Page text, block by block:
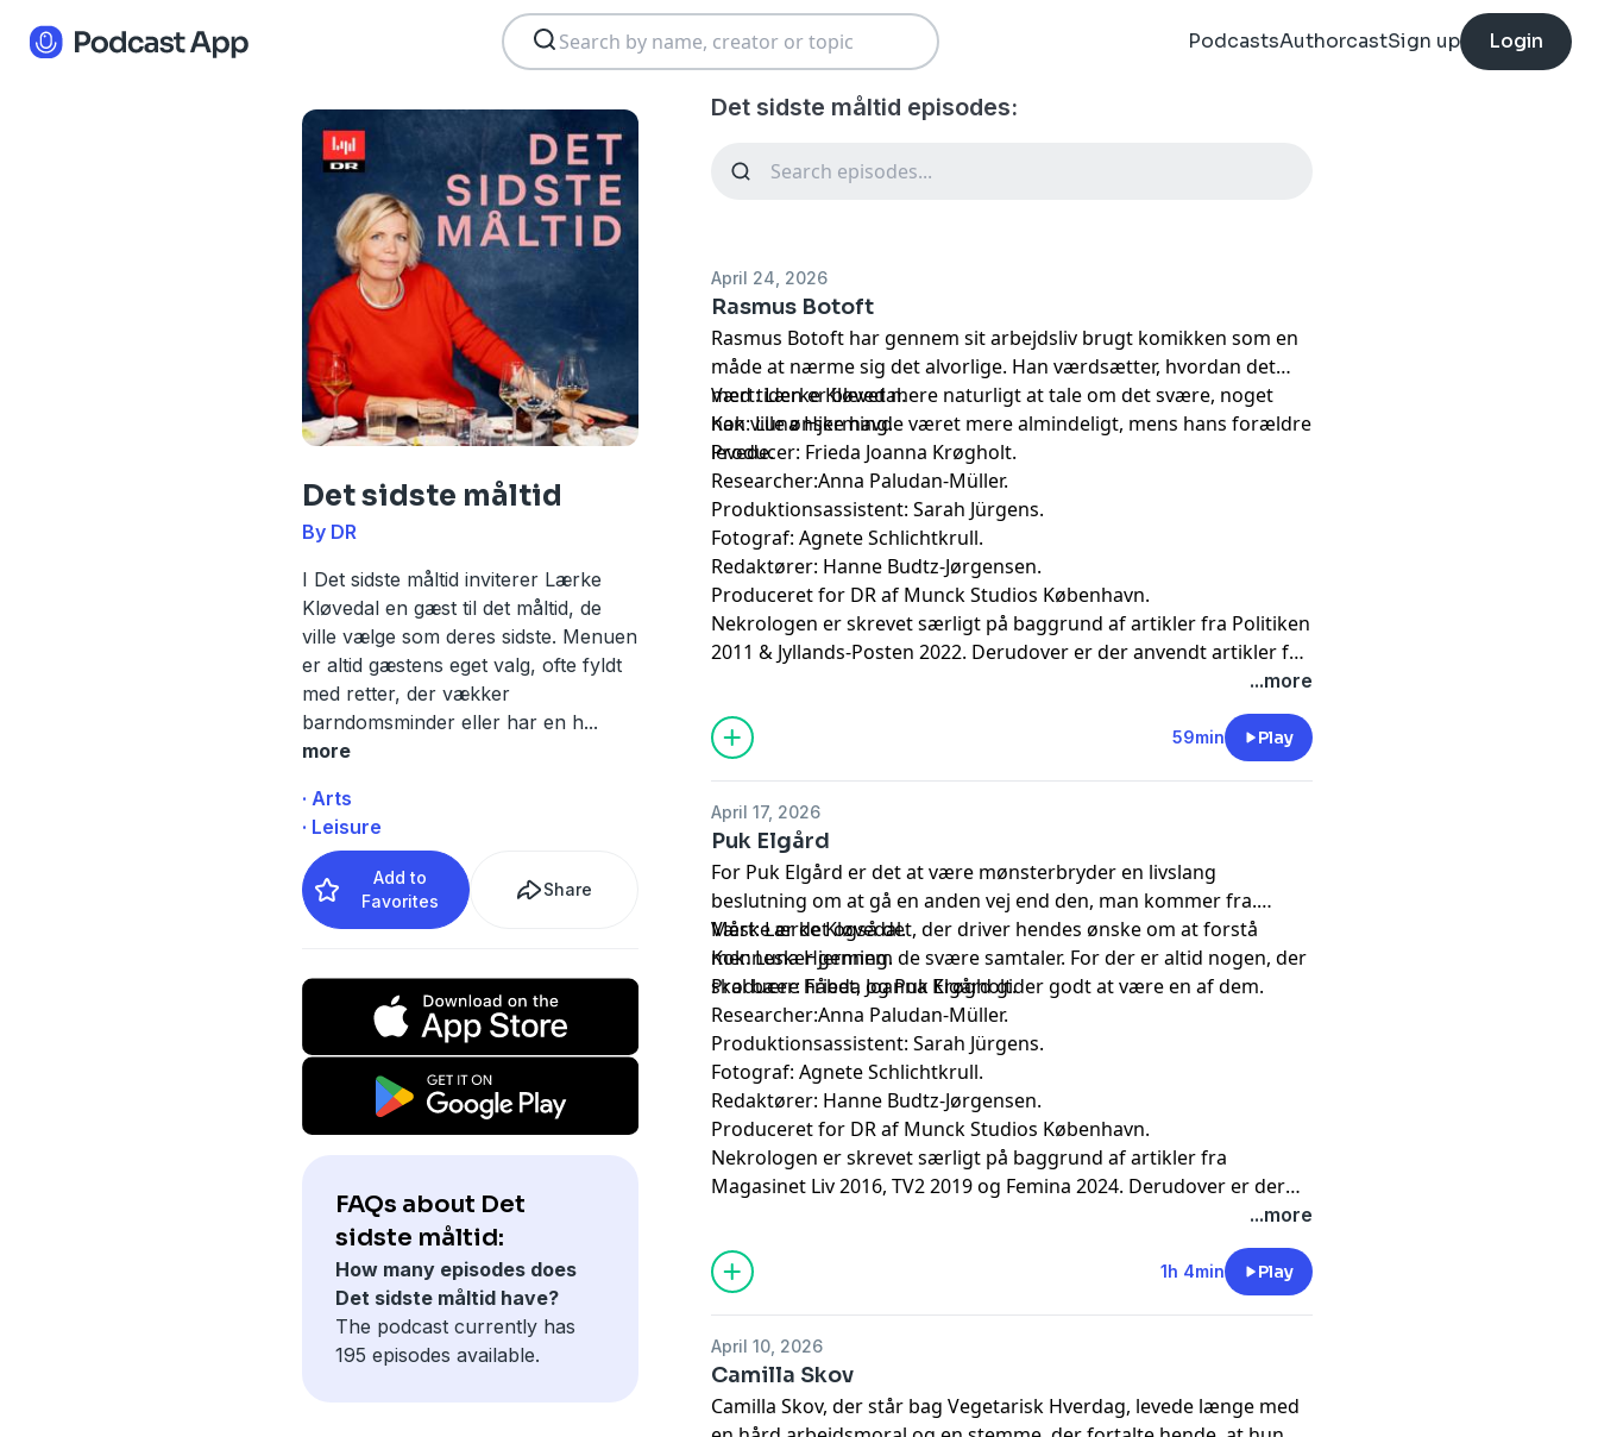
PodcastsAuthorcastSign up Login
Det sidste måltid
By DR
I Det sidste måltid inviterer Lærke
Kløvedal en gæst til det måltid, de
ville vælge som deres sidste. Menuen
er altid gæstens eget valg, ofte fyldt
med retter, der vækker
barndomsminder eller har en h...
more
· Arts
· Leisure
Add to
Favorites
Share
FAQs about Det
sidste måltid:
How many episodes does
Det sidste måltid have?
The podcast currently has
195 episodes available.
Det sidste måltid episodes:
April 24, 2026
Rasmus Botoft
Rasmus Botoft har gennem sit arbejdsliv brugt komikken som en
måde at nærme sig det alvorlige. Han værdsætter, hvordan det
med tiden er blevet mere naturligt at tale om det svære, noget
han ville ønske havde været mere almindeligt, mens hans forældre
levede.
Vært: Lærke Kløvedal.
Kok: Luna Hjerming.
Producer: Frieda Joanna Krøgholt.
Researcher:Anna Paludan-Müller.
Produktionsassistent: Sarah Jürgens.
Fotograf: Agnete Schlichtkrull.
Redaktører: Hanne Budtz-Jørgensen.
Produceret for DR af Munck Studios København.
Nekrologen er skrevet særligt på baggrund af artikler fra Politiken
2011 & Jyllands-Posten 2022. Derudover er der anvendt artikler fra
damerne 2016, Børsen 2023, Ugeavisen 2015 & 2022, Politiken
2012 & 2022, Århus Stiftstidende 2011 & 2015, Berlingske 2010,
2012 & 2015, Jyllands-Posten 2012 og Århus Stiftstidende 2025
...more
59min Play
April 17, 2026
Puk Elgård
For Puk Elgård er det at være mønsterbryder en livslang
beslutning om at gå en anden vej end den, man kommer fra.
Måske er det også det, der driver hendes ønske om at forstå
mennesker gennem de svære samtaler. For der er altid nogen, der
skal bære håbet, og Puk Elgård gider godt at være en af dem.
Vært: Lærke Kløvedal.
Kok: Luna Hjerming.
Producer: Frieda Joanna Krøgholt.
Researcher:Anna Paludan-Müller.
Produktionsassistent: Sarah Jürgens.
Fotograf: Agnete Schlichtkrull.
Redaktører: Hanne Budtz-Jørgensen.
Produceret for DR af Munck Studios København.
Nekrologen er skrevet særligt på baggrund af artikler fra
Magasinet Liv 2016, TV2 2019 og Femina 2024. Derudover er der
anvendt artikler fra Femina 2018, TV2 2021, Kristeligt Dagblad
2009, 2015, 2022, 2024 & 2025, DR 2022 & 2024, Alt for damerne
2022, ALT 2025 Lixen 2020, JydskeVestkysten 2018 & 2019 og
Billedbladet 2021 & 2025.
...more
1h 4min Play
April 10, 2026
Camilla Skov
Camilla Skov, der står bag Vegetarisk Hverdag, levede længe med